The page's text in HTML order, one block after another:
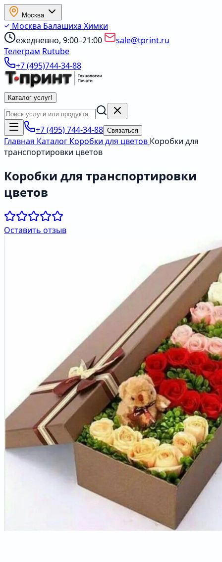
Москва
Москва Балашиха Химки
ежедневно, 9:00–21:00
sale@tprint.ru
Телеграм Rutube
+7 (495)744-34-88
Каталог услуг!
+7 (495) 744-34-88 Связаться
Главная Каталог Коробки для цветов Коробки для
транспортировки цветов
Коробки для транспортировки
цветов
Оставить отзыв